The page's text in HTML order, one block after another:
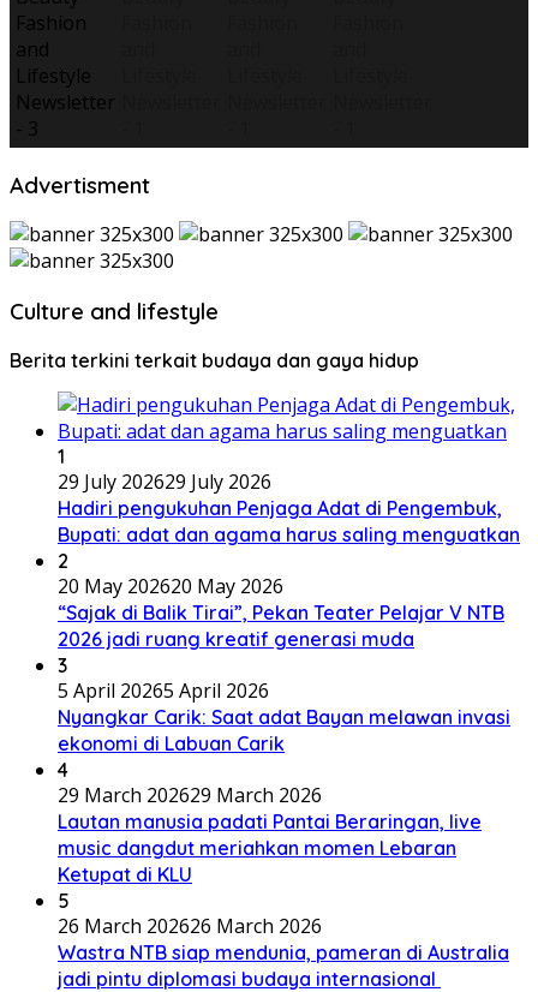
Advertisment
Culture and lifestyle
Berita terkini terkait budaya dan gaya hidup
1
29 July 202629 July 2026
Hadiri pengukuhan Penjaga Adat di Pengembuk,
Bupati: adat dan agama harus saling menguatkan
2
20 May 202620 May 2026
“Sajak di Balik Tirai”, Pekan Teater Pelajar V NTB
2026 jadi ruang kreatif generasi muda
3
5 April 20265 April 2026
Nyangkar Carik: Saat adat Bayan melawan invasi
ekonomi di Labuan Carik
4
29 March 202629 March 2026
Lautan manusia padati Pantai Beraringan, live
music dangdut meriahkan momen Lebaran
Ketupat di KLU
5
26 March 202626 March 2026
Wastra NTB siap mendunia, pameran di Australia
jadi pintu diplomasi budaya internasional